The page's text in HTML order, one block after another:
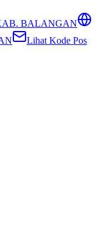
BALANGAN
Lihat Kode Pos